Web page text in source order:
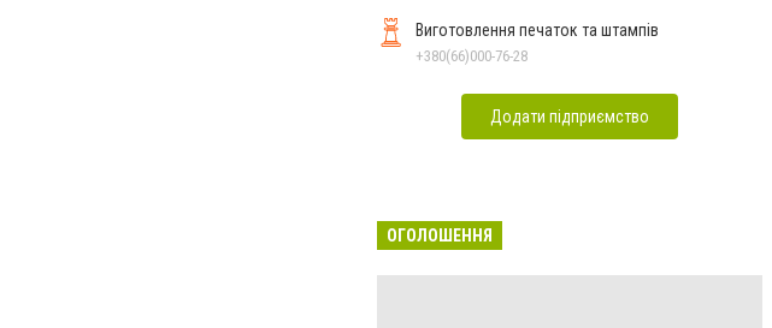
Виготовлення печаток та штампів
+380(66)000-76-28
Додати підприємство
ОГОЛОШЕННЯ